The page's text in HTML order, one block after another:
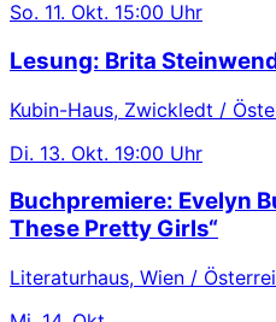
So. 11. Okt. 15:00 Uhr
Lesung: Brita
Kubin-Haus, Zwickledt /
Di. 13. Okt. 19:00 Uhr
Buchpremiere: Evelyn
These Pretty Girls“
Literaturhaus, Wien /